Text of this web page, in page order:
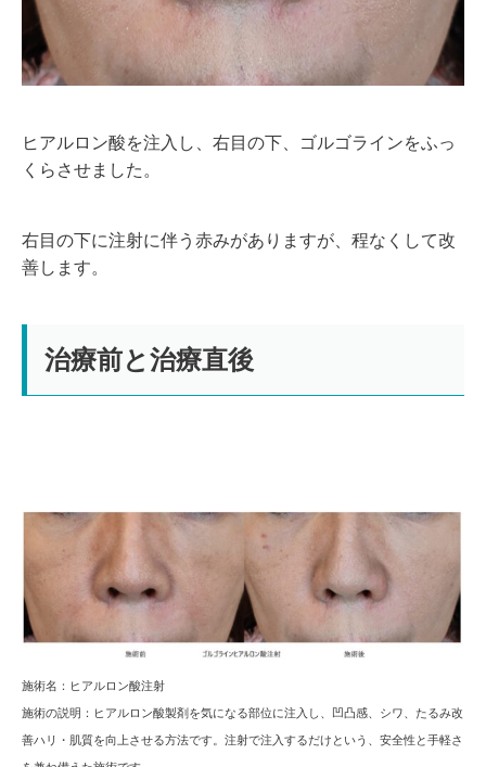
ヒアルロン酸を注入し、右目の下、ゴルゴラインをふっ
くらさせました。
右目の下に注射に伴う赤みがありますが、程なくして改
善します。
治療前と治療直後
施術名： ヒアルロン酸注射
施術の説明： ヒアルロン酸製剤を気になる部位に注入し、凹凸感、シワ、たるみ改
善ハリ・肌質を向上させる方法です。注射で注入するだけという、安全性と手軽さ